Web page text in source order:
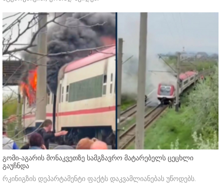
გომი-აგარის მონაკვეთზე სამგზავრო მატარებელს ცეცხლი
გაუჩნდა
რკინიგზის დეპარტამენტი ფაქტს დაკვამლიანებას უწოდებს.